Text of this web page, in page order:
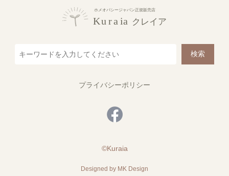
検索
プライバシーポリシー
©Kuraia
Designed by MK Design